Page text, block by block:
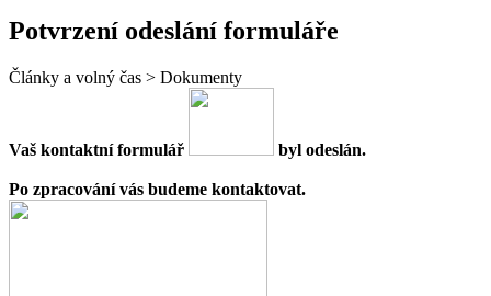
Potvrzení odeslání formuláře
Články a volný čas > Dokumenty
Vaš kontaktní formulář byl odeslán.
Po zpracování vás budeme kontaktovat.